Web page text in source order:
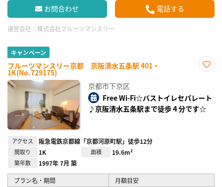
お問合わせ 電話する
運営会社： 株式会社フルーツマンスリー
キャンペーン
フルーツマンスリー京都 京阪清水五条駅 401・
1K(No.729175)
録
京都市下京区
Free Wi-Fi☆バストイレセパレート
♪京阪清水五条駅まで徒歩４分です☆
アクセス 阪急電鉄京都線「京都河原町駅」徒歩12分
間取り 1K 面積 19.6m²
築年数 1997年 7月 築
プラン名・期間
月額目安